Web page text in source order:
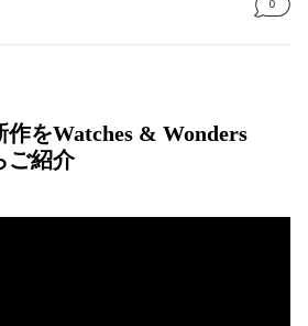
0
作をWatches & Wonders
ご紹介